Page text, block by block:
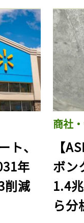
ト、
年
削減
商社
【
ボン
1.4
ら分